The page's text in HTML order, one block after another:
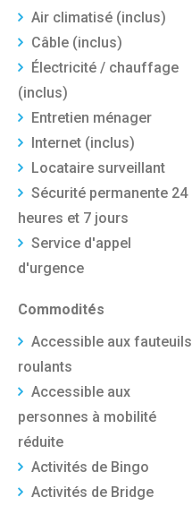
Air climatisé (inclus)
Câble (inclus)
Électricité / chauffage
(inclus)
Entretien ménager
Internet (inclus)
Locataire surveillant
Sécurité permanente 24
heures et 7 jours
Service d'appel
d'urgence
Commodités
Accessible aux fauteuils
roulants
Accessible aux
personnes à mobilité
réduite
Activités de Bingo
Activités de Bridge